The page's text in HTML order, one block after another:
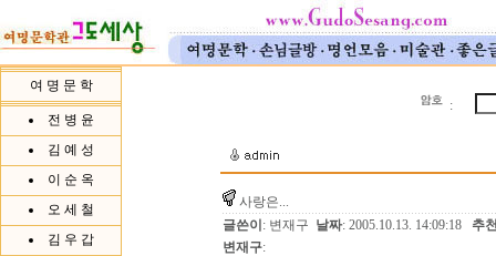
여 명 문 학
전 병 윤
김 예 성
이 순 옥
오 세 철
김 우 갑
:
사랑은...
글쓴이 : 변재구 날짜: 2005.10.13. 14:09:18 추
변재구: